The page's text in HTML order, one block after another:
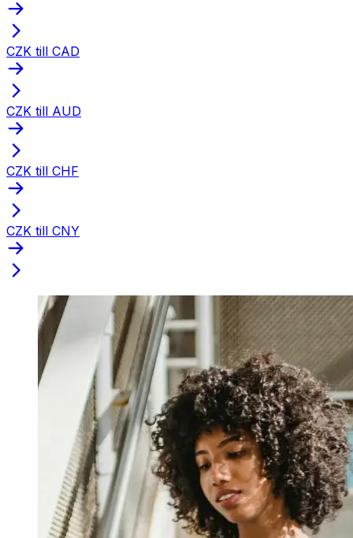
CZK till CAD
CZK till AUD
CZK till CHF
CZK till CNY